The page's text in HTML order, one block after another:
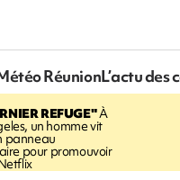
RéunionL’actu des
REFUGE"À
un homme vit
panneau
pour promouvoir